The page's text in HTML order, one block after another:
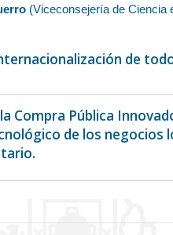
(Viceconsejería de Ciencia
de
Compra Pública
de los negocios